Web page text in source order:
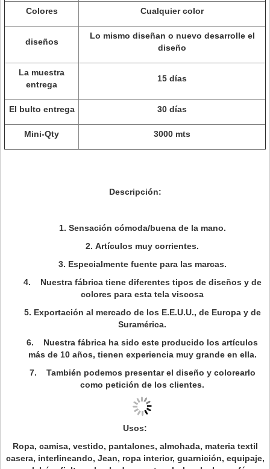
Colores Cualquier color
diseños
Lo mismo diseñan o nuevo desarrolle el
diseño
La muestra
entrega
15 días
El bulto entrega 30 días
Mini-Qty 3000 mts
Descripción:
1. Sensación cómoda/buena de la mano.
2. Artículos muy corrientes.
3. Especialmente fuente para las marcas.
4. Nuestra fábrica tiene diferentes tipos de diseños y de
colores para esta tela viscosa
5. Exportación al mercado de los E.E.U.U., de Europa y de
Suramérica.
6. Nuestra fábrica ha sido este producido los artículos
más de 10 años, tienen experiencia muy grande en ella.
7. También podemos presentar el diseño y colorearlo
como petición de los clientes.
Usos:
Ropa, camisa, vestido, pantalones, almohada, materia textil
casera, interlineando, Jean, ropa interior, guarnición, equipaje,